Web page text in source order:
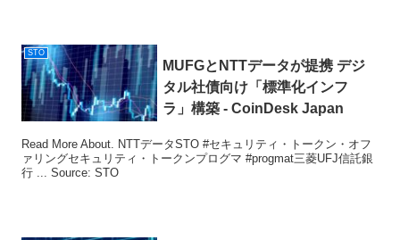
STO
MUFGとNTTデータが提携 デジ
タル社債向け「標準化インフ
ラ」構築 - CoinDesk Japan
Read More About. NTTデータSTO #セキュリティ・トークン・オフ
ァリングセキュリティ・トークンプログマ #progmat三菱UFJ信託銀
行 ... Source: STO